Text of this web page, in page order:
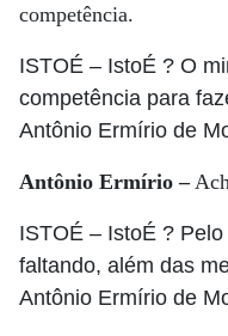
competência.
ISTOÉ – IstoÉ ? O
competência para
Antônio Ermírio de
Antônio Ermírio –
ISTOÉ – IstoÉ ?
faltando, além das
Antônio Ermírio de